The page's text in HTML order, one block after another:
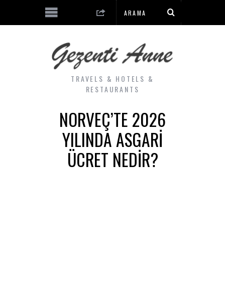
TRAVELS & HOTELS &
RESTAURANTS
NORVEÇ’TE 2026
YILINDA ASGARI
ÜCRET NEDIR?